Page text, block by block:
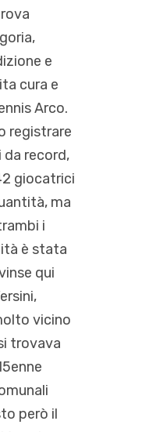
e
cura e
Arco.
registrare
da record,
giocatrici
ma
i
è stata
qui
vicino
trovava
però il